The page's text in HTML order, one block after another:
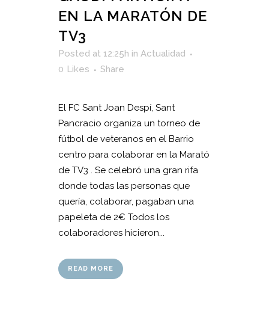
EN LA MARATÓN DE
TV3
Posted at 12:25h in Actualidad
0 Likes Share
El FC Sant Joan Despí, Sant
Pancracio organiza un torneo de
fútbol de veteranos en el Barrio
centro para colaborar en la Marató
de TV3 . Se celebró una gran rifa
donde todas las personas que
quería, colaborar, pagaban una
papeleta de 2€ Todos los
colaboradores hicieron...
READ MORE